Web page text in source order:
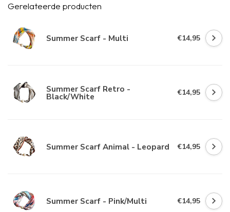
Gerelateerde producten
Summer Scarf - Multi €14,95
Summer Scarf Retro -
Black/White €14,95
Summer Scarf Animal - Leopard €14,95
Summer Scarf - Pink/Multi €14,95